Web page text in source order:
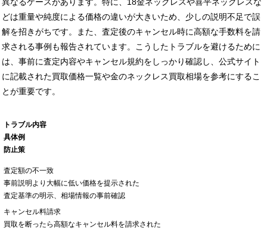
どは重量や純度による価格の違いが大きいため、少しの説明不足で誤
解を招きがちです。また、査定後のキャンセル時に高額な手数料を請
求される事例も報告されています。こうしたトラブルを避けるために
は、事前に査定内容やキャンセル規約をしっかり確認し、公式サイト
に記載された買取価格一覧や金のネックレス買取相場を参考にするこ
とが重要です。
トラブル内容
具体例
防止策
査定額の不一致
事前説明より大幅に低い価格を提示された
査定基準の明示、相場情報の事前確認
キャンセル料請求
買取を断ったら高額なキャンセル料を請求された